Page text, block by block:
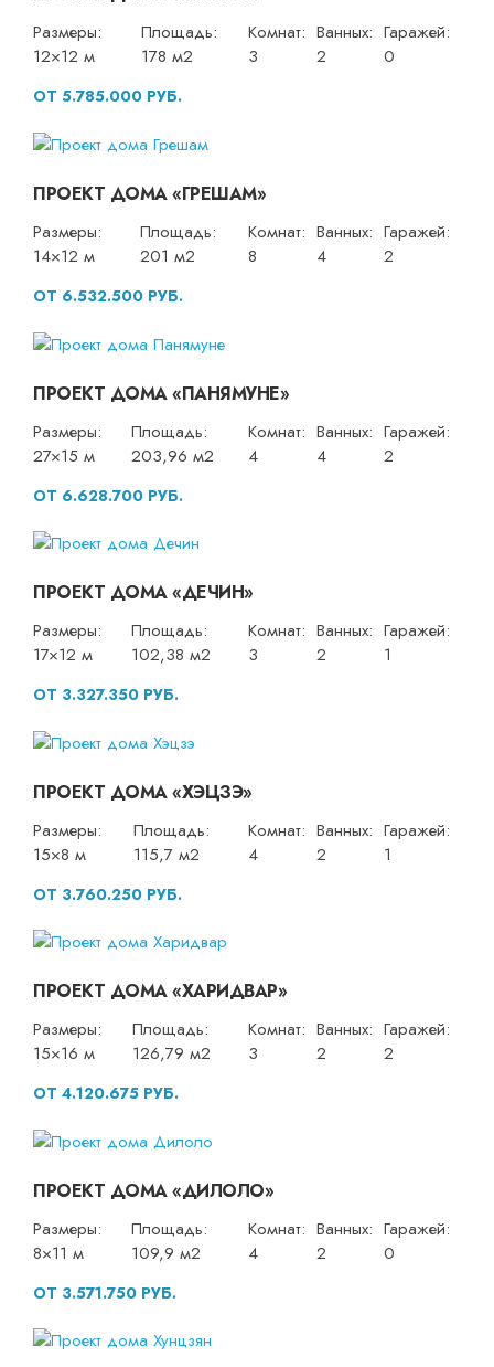
Размеры:
12×12 м
Площадь:
178 м2
Комнат:
3
Ванных:
2
Гаражей:
0
ОТ 5.785.000 РУБ.
ПРОЕКТ ДОМА «ГРЕШАМ»
Размеры:
14×12 м
Площадь:
201 м2
Комнат:
8
Ванных:
4
Гаражей:
2
ОТ 6.532.500 РУБ.
ПРОЕКТ ДОМА «ПАНЯМУНЕ»
Размеры:
27×15 м
Площадь:
203,96 м2
Комнат:
4
Ванных:
4
Гаражей:
2
ОТ 6.628.700 РУБ.
ПРОЕКТ ДОМА «ДЕЧИН»
Размеры:
17×12 м
Площадь:
102,38 м2
Комнат:
3
Ванных:
2
Гаражей:
1
ОТ 3.327.350 РУБ.
ПРОЕКТ ДОМА «ХЭЦЗЭ»
Размеры:
15×8 м
Площадь:
115,7 м2
Комнат:
4
Ванных:
2
Гаражей:
1
ОТ 3.760.250 РУБ.
ПРОЕКТ ДОМА «ХАРИДВАР»
Размеры:
15×16 м
Площадь:
126,79 м2
Комнат:
3
Ванных:
2
Гаражей:
2
ОТ 4.120.675 РУБ.
ПРОЕКТ ДОМА «ДИЛОЛО»
Размеры:
8×11 м
Площадь:
109,9 м2
Комнат:
4
Ванных:
2
Гаражей:
0
ОТ 3.571.750 РУБ.